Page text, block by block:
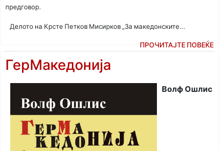
предговор.
Делото на Крсте Петков Мисирков „За македонските...
ПРОЧИТАЈТЕ ПОВЕЌЕ
ГерМакедонија
Волф Ошлис